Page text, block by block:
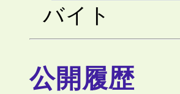
バイト
公開履歴